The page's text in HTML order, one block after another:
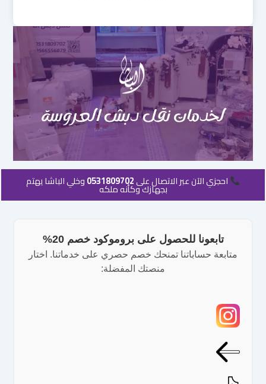
احجزي الآن عبر الاتصال على0531809702وخلي الباشا يهتم
بجهازك وكأنه ملكه
تابعونا للحصول على بروموكود خصم 20%
متابعة حساباتنا تمنحك خصم حصري على خدماتنا. اختار
منصتك المفضلة: